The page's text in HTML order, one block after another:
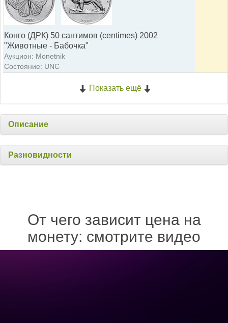
Конго (ДРК) 50 сантимов (centimes) 2002
"Животные - Бабочка"
Аукцион: Monetnik
Состояние: UNC
Показать ещё
Описание
Разновидности
От чего зависит цена на
монету: смотрите видео